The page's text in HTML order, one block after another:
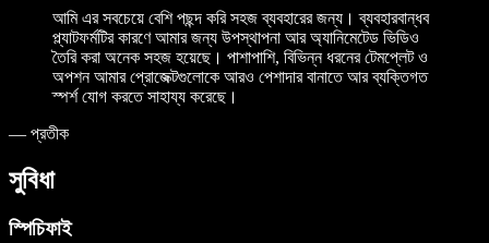
আমি এর সবচেয়ে বেশি পছন্দ করি সহজ ব্যবহারের জন্য। ব্যবহারবান্ধব
প্ল্যাটফর্মটির কারণে আমার জন্য উপস্থাপনা আর অ্যানিমেটেড ভিডিও
তৈরি করা অনেক সহজ হয়েছে। পাশাপাশি, বিভিন্ন ধরনের টেমপ্লেট ও
অপশন আমার প্রোজেক্টগুলোকে আরও পেশাদার বানাতে আর ব্যক্তিগত
স্পর্শ যোগ করতে সাহায্য করেছে।
— প্রতীক
সুবিধা
স্পিচিফাই